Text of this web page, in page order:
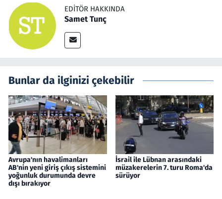
EDITÖR HAKKINDA
Samet Tunç
Bunlar da ilginizi çekebilir
Avrupa'nın havalimanları
AB'nin yeni giriş çıkış sistemini
yoğunluk durumunda devre
dışı bırakıyor
İsrail ile Lübnan arasındaki
müzakerelerin 7. turu Roma'da
sürüyor